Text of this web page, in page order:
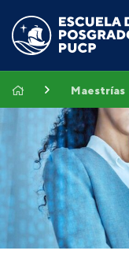
Maestrías